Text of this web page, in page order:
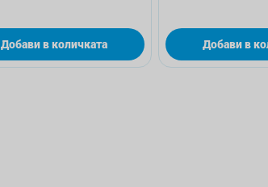
Добави в количката Добави в